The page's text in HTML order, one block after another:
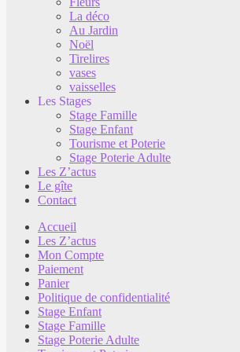
La déco
Au Jardin
Noël
Tirelires
vases
vaisselles
Les Stages
Stage Famille
Stage Enfant
Tourisme et Poterie
Stage Poterie Adulte
Les Z’actus
Le gîte
Contact
Accueil
Les Z’actus
Mon Compte
Paiement
Panier
Politique de confidentialité
Stage Enfant
Stage Famille
Stage Poterie Adulte